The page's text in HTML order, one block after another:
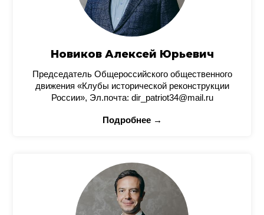
Новиков Алексей Юрьевич
Председатель Общероссийского общественного
движения «Клубы исторической реконструкции
России», Эл.почта: dir_patriot34@mail.ru
Подробнее →